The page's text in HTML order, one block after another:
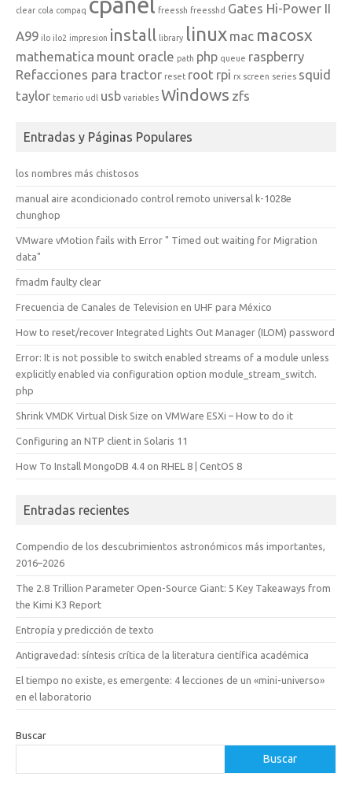
clear cola compaq freessh freesshd Gates Hi-Power II
A99 ilo ilo2 impresion install library linux mac macosx
mathematica mount oracle path php queue raspberry
Refacciones para tractor reset root rpi rx screen series squid
taylor temario udl usb variables Windows zfs
Entradas y Páginas Populares
los nombres más chistosos
manual aire acondicionado control remoto universal k-1028e
chunghop
VMware vMotion fails with Error " Timed out waiting for Migration
data"
fmadm faulty clear
Frecuencia de Canales de Television en UHF para México
How to reset/recover Integrated Lights Out Manager (ILOM) password
Error: It is not possible to switch enabled streams of a module unless
explicitly enabled via configuration option module_stream_switch.
php
Shrink VMDK Virtual Disk Size on VMWare ESXi – How to do it
Configuring an NTP client in Solaris 11
How To Install MongoDB 4.4 on RHEL 8 | CentOS 8
Entradas recientes
Compendio de los descubrimientos astronómicos más importantes,
2016–2026
The 2.8 Trillion Parameter Open-Source Giant: 5 Key Takeaways from
the Kimi K3 Report
Entropía y predicción de texto
Antigravedad: síntesis crítica de la literatura científica académica
El tiempo no existe, es emergente: 4 lecciones de un «mini-universo»
en el laboratorio
Buscar
Buscar